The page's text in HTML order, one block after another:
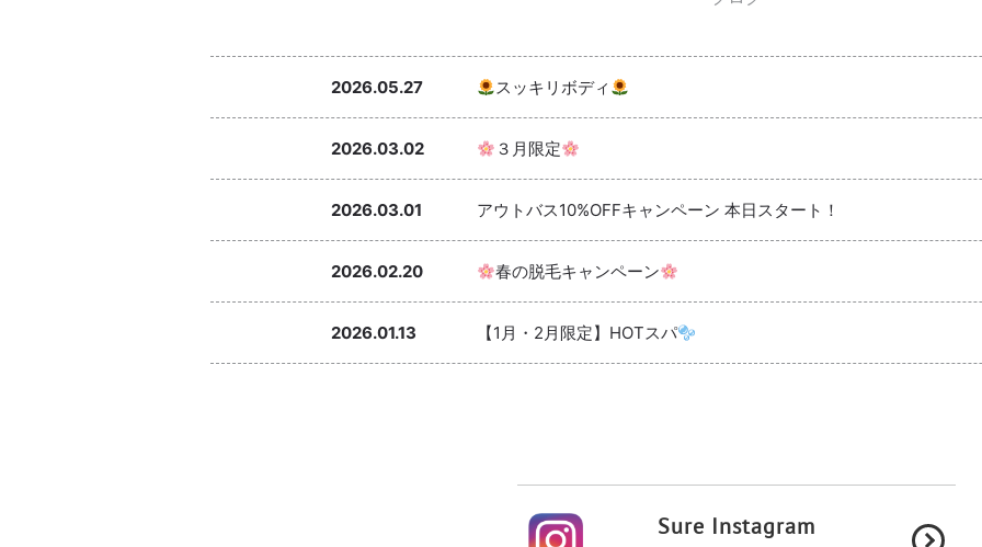
2026.05.27 スッキリボディ
2026.03.02 ３月限定
2026.03.01 アウトバス10%OFFキャンペーン 本日スタート！
2026.02.20 春の脱毛キャンペーン
2026.01.13 【1月・2月限定】HOTスパ
Sure Instagram